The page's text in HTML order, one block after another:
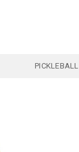
PICKLEBALL